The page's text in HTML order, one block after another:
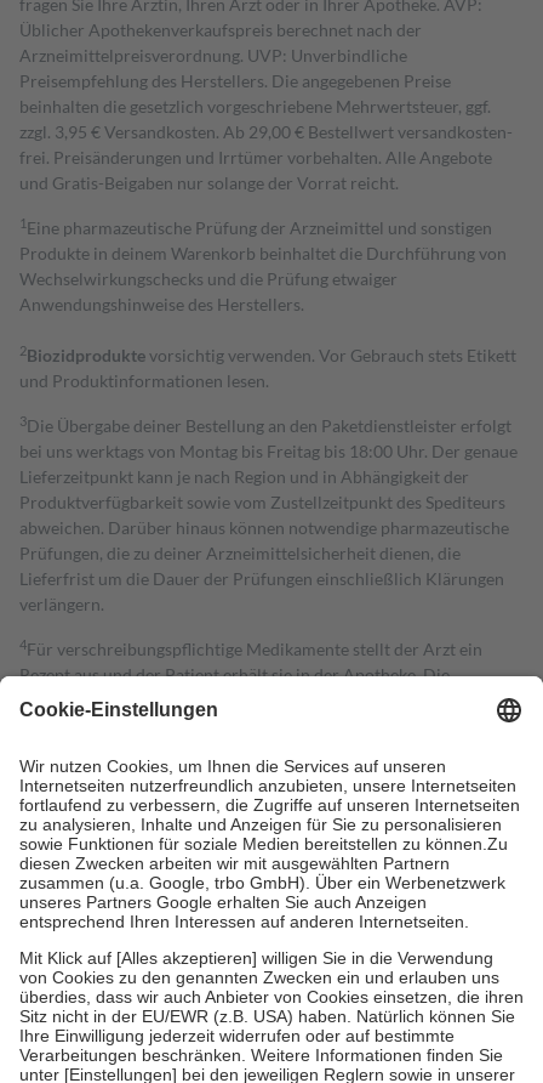
fragen Sie Ihre Ärztin, Ihren Arzt oder in Ihrer Apotheke. AVP:
Üblicher Apothekenverkaufspreis berechnet nach der
Arzneimittelpreisverordnung. UVP: Unverbindliche
Preisempfehlung des Herstellers. Die angegebenen Preise
beinhalten die gesetzlich vorgeschriebene Mehrwertsteuer, ggf.
zzgl. 3,95 € Versandkosten. Ab 29,00 € Bestell­wert versand­kosten­
frei. Preisänderungen und Irrtümer vorbehalten. Alle Angebote
und Gratis-Beigaben nur solange der Vorrat reicht.
1 Eine pharmazeutische Prüfung der Arzneimittel und sonstigen
Produkte in deinem Warenkorb beinhaltet die Durchführung von
Wechselwirkungschecks und die Prüfung etwaiger
Anwendungshinweise des Herstellers.
2Biozidproduktevorsichtig verwenden. Vor Gebrauch stets Etikett
und Produktinformationen lesen.
3Die Übergabe deiner Bestellung an den Paketdienstleister erfolgt
bei uns werktags von Montag bis Freitag bis 18:00 Uhr. Der genaue
Lieferzeitpunkt kann je nach Region und in Abhängigkeit der
Produktverfügbarkeit sowie vom Zustellzeitpunkt des Spediteurs
abweichen. Darüber hinaus können notwendige pharmazeutische
Prüfungen, die zu deiner Arzneimittelsicherheit dienen, die
Lieferfrist um die Dauer der Prüfungen einschließlich Klärungen
verlängern.
4Für verschreibungspflichtige Medikamente stellt der Arzt ein
Rezept aus und der Patient erhält sie in der Apotheke. Die
gesetzliche Krankenversicherung übernimmt in der Regel die
Kosten dafür, der Versicherte trägt einen Teil davon als Zuzahlung
Grundsätzlich leisten Mitglieder Zuzahlungen in Höhe von zehn
Prozent des Abgabepreises,mindestens jedochfünf Euround
höchstens zehn Euro.Es sind jedoch nie mehr als die tatsächlichen
Kosten der Leistung zu entrichten.
Diese Regeln gelten grundsätzlich auch für Online-Apotheken.
Bei Heilmitteln und häuslicher Krankenpflege beträgt die
Zuzahlung zehn Prozent der Kosten sowie zehn Euro je
Verordnung.
Um das Engagement der Versicherten für ihre eigene Gesundheit zu
stärken und die besondere Stellung der Familie zu unterstützen,
fallenkeine Zuzahlungenan bei:
• Kindern und Jugendlichen bis zum vollendeten 18. Lebensjahr